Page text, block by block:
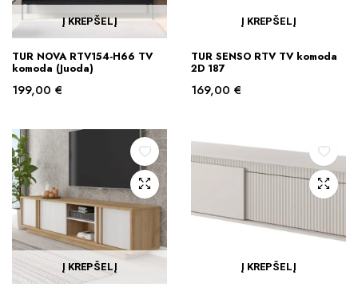
Į KREPŠELĮ
TUR NOVA RTV154-H66 TV
komoda (Juoda)
199,00 €
Į KREPŠELĮ
TUR SENSO RTV TV komoda
2D 187
169,00 €
Į KREPŠELĮ Į KREPŠELĮ